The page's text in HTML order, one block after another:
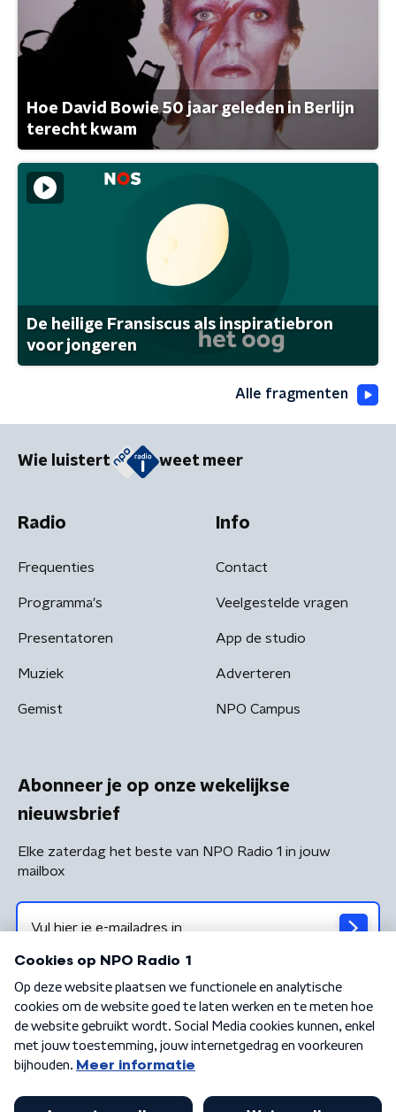
Hoe David Bowie 50 jaar geleden in Berlijn
terecht kwam
De heilige Fransiscus als inspiratiebron
voor jongeren
Alle fragmenten
Wie luistert weet meer
Radio
Frequenties
Programma's
Presentatoren
Muziek
Gemist
Info
Contact
Veelgestelde vragen
App de studio
Adverteren
NPO Campus
Abonneer je op onze wekelijkse
nieuwsbrief
Elke zaterdag het beste van NPO Radio 1 in jouw
mailbox
Algemene voorwaarden